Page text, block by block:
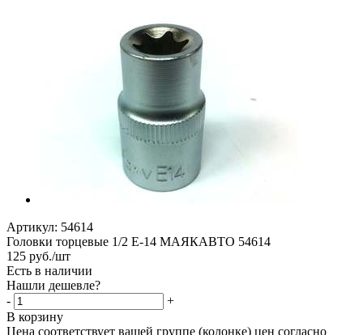
Артикул: 54614
Головки торцевые 1/2 Е-14 МАЯКАВТО 54614
125 руб./шт
Есть в наличии
Нашли дешевле?
-
+
В корзину
Цена соответствует вашей группе (колонке) цен согласно